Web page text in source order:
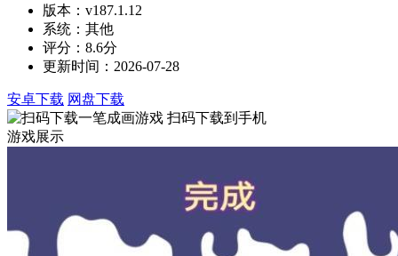
版本：v187.1.12
系统：其他
评分：8.6分
更新时间：2026-07-28
安卓下载 网盘下载
扫码下载到手机
游戏展示